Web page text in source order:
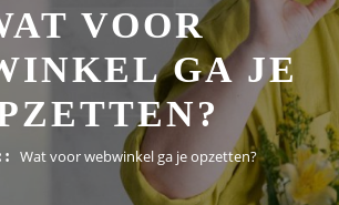
VOOR
GA JE
Wat voor webwinkel ga je opzetten?